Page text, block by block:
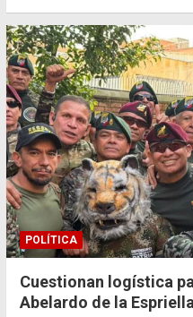
POLÍTICA
Cuestionan logística
Abelardo de la